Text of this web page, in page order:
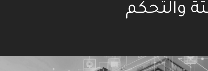
والتحكم